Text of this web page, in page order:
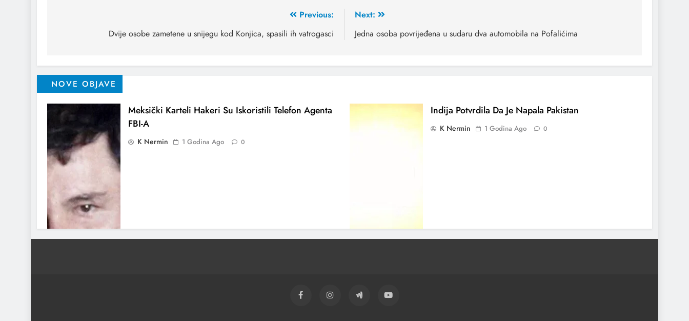
Previous:
Dvije osobe zametene u snijegu kod Konjica, spasili ih vatrogasci
Next:
Jedna osoba povrijeđena u sudaru dva automobila na Pofalićima
NOVE OBJAVE
Meksički Karteli Hakeri Su Iskoristili Telefon Agenta
FBI-A
K Nermin 1 Godina Ago 0
Indija Potvrdila Da Je Napala Pakistan
K Nermin 1 Godina Ago 0